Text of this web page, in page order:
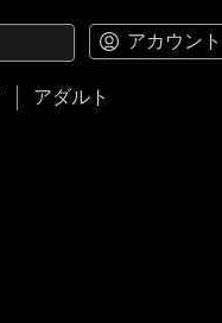
アカウント
アダルト